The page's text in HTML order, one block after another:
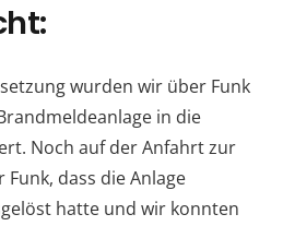
wurden wir über Funk
in die
Noch auf der Anfahrt zur
dass die Anlage
hatte und wir konnten